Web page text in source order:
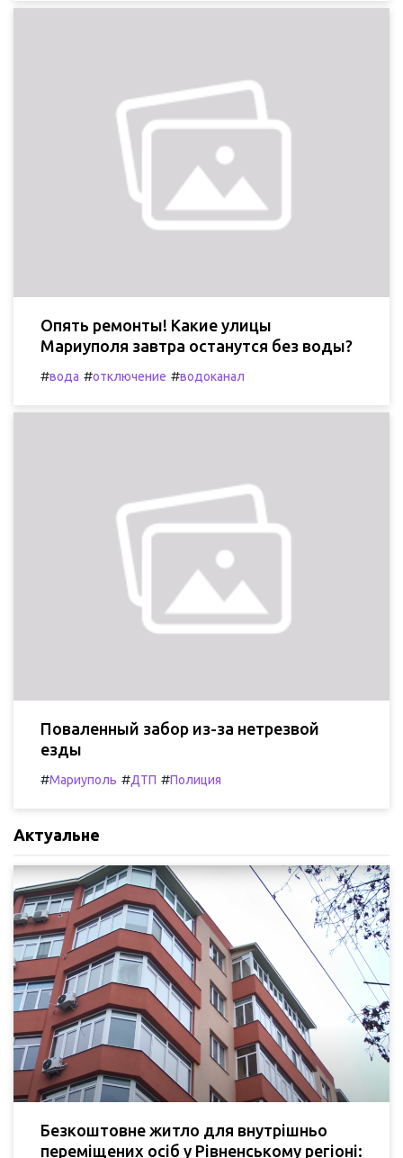
Опять ремонты! Какие улицы
Мариуполя завтра останутся без воды?
#вода #отключение #водоканал
Поваленный забор из-за нетрезвой
езды
#Мариуполь #ДТП #Полиция
Актуальне
Безкоштовне житло для внутрішньо
переміщених осіб у Рівненському регіоні: